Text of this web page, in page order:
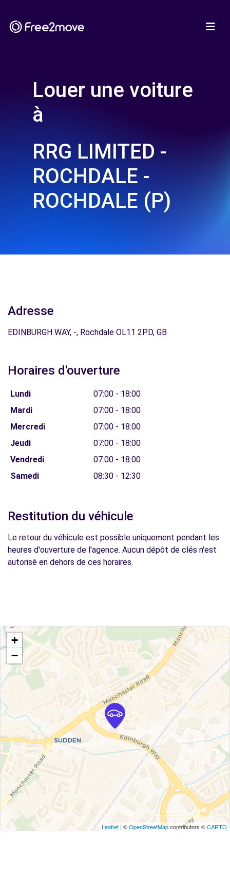
Louer une voiture
à
RRG LIMITED -
ROCHDALE -
ROCHDALE (P)
Adresse
EDINBURGH WAY, -, Rochdale OL11 2PD, GB
Horaires d'ouverture
Lundi
07:00 - 18:00
Mardi
07:00 - 18:00
Mercredi
07:00 - 18:00
Jeudi
07:00 - 18:00
Vendredi
07:00 - 18:00
Samedi
08:30 - 12:30
Restitution du véhicule
Le retour du véhicule est possible uniquement pendant les
heures d'ouverture de l'agence. Aucun dépôt de clés n'est
autorisé en dehors de ces horaires.
+
−
Leaflet | ©OpenStreetMapcontributors ©CARTO